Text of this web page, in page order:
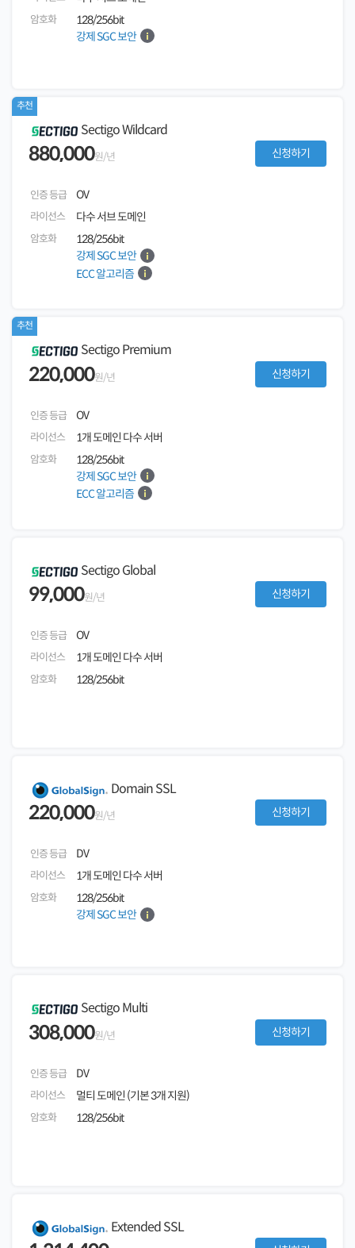
암호화
128/256bit
강제 SGC 보안
추천
Sectigo Wildcard
880,000원/년 신청하기
인증 등급 OV
라이선스 다수 서브 도메인
암호화
128/256bit
강제 SGC 보안
ECC 알고리즘
추천
Sectigo Premium
220,000원/년 신청하기
인증 등급 OV
라이선스 1개 도메인 다수 서버
암호화
128/256bit
강제 SGC 보안
ECC 알고리즘
Sectigo Global
99,000원/년 신청하기
인증 등급 OV
라이선스 1개 도메인 다수 서버
암호화 128/256bit
Domain SSL
220,000원/년 신청하기
인증 등급 DV
라이선스 1개 도메인 다수 서버
암호화
128/256bit
강제 SGC 보안
Sectigo Multi
308,000원/년 신청하기
인증 등급 DV
라이선스 멀티 도메인 (기본 3개 지원)
암호화 128/256bit
Extended SSL